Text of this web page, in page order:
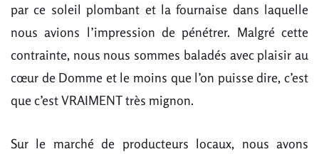
par ce soleil plombant et la fournaise dans laquelle
nous avions l’impression de pénétrer. Malgré cette
contrainte, nous nous sommes baladés avec plaisir au
cœur de Domme et le moins que l’on puisse dire, c’est
que c’est VRAIMENT très mignon.
Sur le marché de producteurs locaux, nous avons